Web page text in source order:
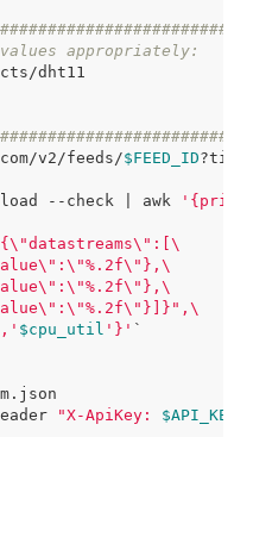
appropriately:
v2/feeds/$FEED_ID
--check awk '{print
$cpu_util '}' `
"X-ApiKey: $API_KEY